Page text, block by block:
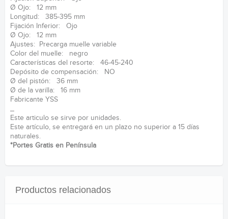
Ø Ojo: 12 mm
Longitud: 385-395 mm
Fijación Inferior: Ojo
Ø Ojo: 12 mm
Ajustes: Precarga muelle variable
Color del muelle: negro
Características del resorte: 46-45-240
Depósito de compensación: NO
Ø del pistón: 36 mm
Ø de la varilla: 16 mm
Fabricante YSS
Este articulo se sirve por unidades.
Este artículo, se entregará en un plazo no superior a 15 días
naturales.
*Portes Gratis en Península
Productos relacionados